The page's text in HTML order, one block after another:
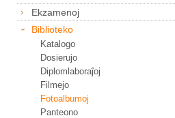
Ekzamenoj
Biblioteko
Katalogo
Dosierujo
Diplomlaboraĵoj
Filmejo
Fotoalbumoj
Panteono